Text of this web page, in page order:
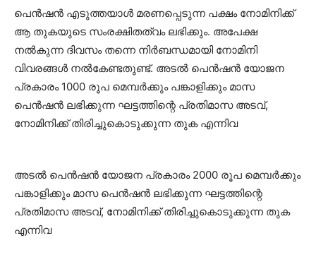
പെൻഷൻ എടുത്തയാൾ മരണപ്പെടുന്ന പക്ഷം നോമിനിക്ക്
ആ തുകയുടെ സംരക്ഷിതത്വം ലഭിക്കും. അപേക്ഷ
നൽകുന്ന ദിവസം തന്നെ നിർബന്ധമായി നോമിനി
വിവരങ്ങൾ നൽകേണ്ടതുണ്ട്. അടൽ പെൻഷൻ യോജന
പ്രകാരം 1000 രൂപ മെമ്പർക്കും പങ്കാളിക്കും മാസ
പെൻഷൻ ലഭിക്കുന്ന ഘട്ടത്തിന്റെ പ്രതിമാസ അടവ്,
നോമിനിക്ക് തിരിച്ചുകൊടുക്കുന്ന തുക എന്നിവ
അടൽ പെൻഷൻ യോജന പ്രകാരം 2000 രൂപ മെമ്പർക്കും
പങ്കാളിക്കും മാസ പെൻഷൻ ലഭിക്കുന്ന ഘട്ടത്തിന്റെ
പ്രതിമാസ അടവ്, നോമിനിക്ക് തിരിച്ചുകൊടുക്കുന്ന തുക
എന്നിവ